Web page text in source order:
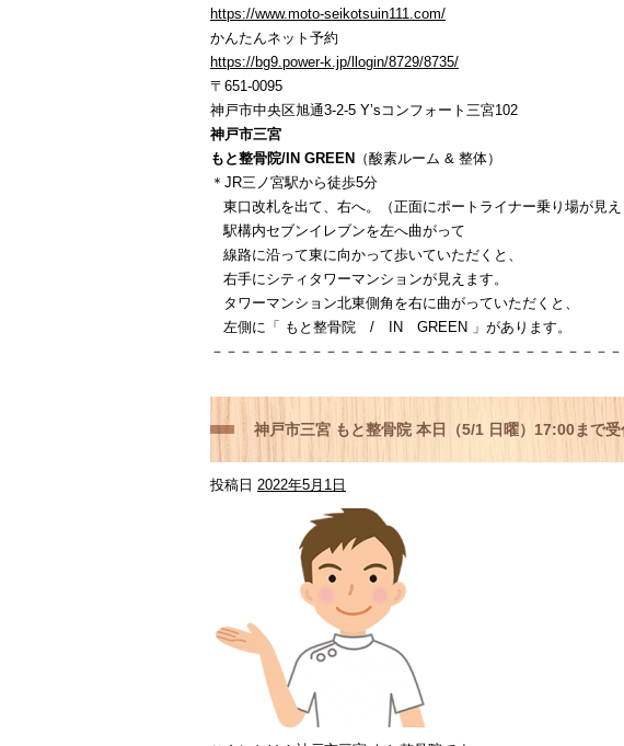
https://www.moto-seikotsuin111.com/
かんたんネット予約
https://bg9.power-k.jp/llogin/8729/8735/
〒651-0095
神戸市中央区旭通3-2-5 Y’sコンフォート三宮102
神戸市三宮
もと整骨院/IN GREEN
（酸素ルーム & 整体）
＊JR三ノ宮駅から徒歩5分
東口改札を出て、右へ。（正面にポートライナー乗り場が見え
駅構内セブンイレブンを左へ曲がって
線路に沿って東に向かって歩いていただくと、
右手にシティタワーマンションが見えます。
タワーマンション北東側角を右に曲がっていただくと、
左側に「 もと整骨院 / IN GREEN 」があります。
－－－－－－－－－－－－－－－－－－－－－－－－－－－－－
神戸市三宮 もと整骨院 本日（5/1 日曜）17:00まで
お困りの方はご相談下さい！
投稿日 2022年5月1日